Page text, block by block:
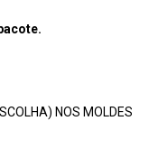
NOS MOLDES